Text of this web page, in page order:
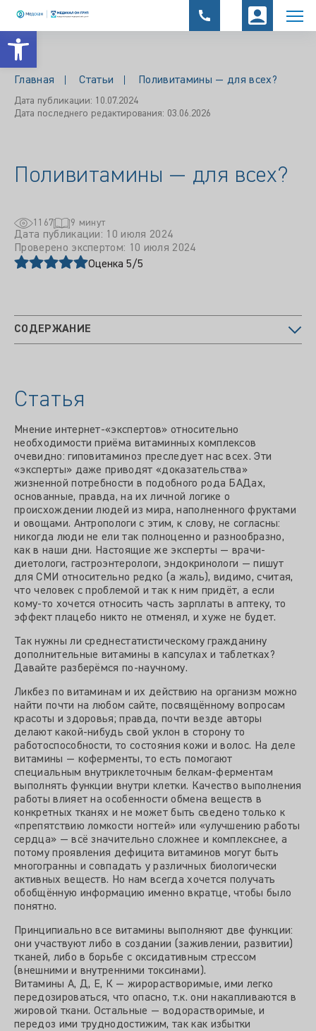
Открыть панель инструментов
Главная Статьи Поливитамины — для всех?
Дата публикации: 10.07.2024
Дата последнего редактирования: 03.06.2026
Поливитамины — для всех?
1167 9 минут
Дата публикации: 10 июля 2024
Проверено экспертом: 10 июля 2024
Оценка 5/5
СОДЕРЖАНИЕ
Статья
Мнение интернет-«экспертов» относительно
необходимости приёма витаминных комплексов
очевидно: гиповитаминоз преследует нас всех. Эти
«эксперты» даже приводят «доказательства»
жизненной потребности в подобного рода БАДах,
основанные, правда, на их личной логике о
происхождении людей из мира, наполненного фруктами
и овощами. Антропологи с этим, к слову, не согласны:
никогда люди не ели так полноценно и разнообразно,
как в наши дни. Настоящие же эксперты — врачи-
диетологи, гастроэнтерологи, эндокринологи — пишут
для СМИ относительно редко (а жаль), видимо, считая,
что человек с проблемой и так к ним придёт, а если
кому-то хочется относить часть зарплаты в аптеку, то
эффект плацебо никто не отменял, и хуже не будет.
Так нужны ли среднестатистическому гражданину
дополнительные витамины в капсулах и таблетках?
Давайте разберёмся по-научному.
Ликбез по витаминам и их действию на организм можно
найти почти на любом сайте, посвящённому вопросам
красоты и здоровья; правда, почти везде авторы
делают какой-нибудь свой уклон в сторону то
работоспособности, то состояния кожи и волос. На деле
витамины — коферменты, то есть помогают
специальным внутриклеточным белкам-ферментам
выполнять функции внутри клетки. Качество выполнения
работы влияет на особенности обмена веществ в
конкретных тканях и не может быть сведено только к
«препятствию ломкости ногтей» или «улучшению работы
сердца» — всё значительно сложнее и комплекснее, а
потому проявления дефицита витаминов могут быть
многогранны и совпадать у различных биологически
активных веществ. Но нам всегда хочется получать
обобщённую информацию именно вкратце, чтобы было
понятно.
Принципиально все витамины выполняют две функции:
они участвуют либо в создании (заживлении, развитии)
тканей, либо в борьбе с оксидативным стрессом
(внешними и внутренними токсинами).
Витамины А, Д, Е, К — жирорастворимые, ими легко
передозироваться, что опасно, т.к. они накапливаются в
жировой ткани. Остальные — водорастворимые, и
передоз ими труднодостижим, так как избытки